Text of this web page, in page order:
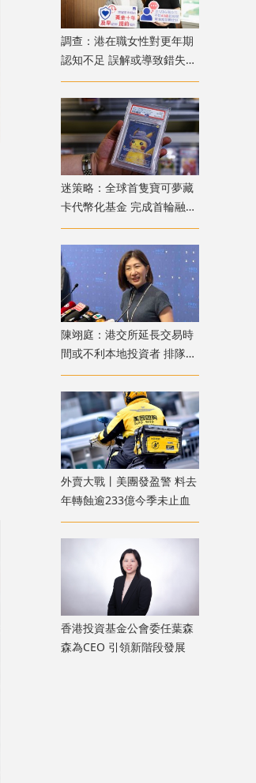
調查：港在職女性對更年期
認知不足 誤解或導致錯失
「黃金預防期」
迷策略：全球首隻寶可夢藏
卡代幣化基金 完成首輪融資
兼獲超購
陳翊庭：港交所延長交易時
間或不利本地投資者 排隊上
市公司數量創新高
外賣大戰丨美團發盈警 料去
年轉蝕逾233億今季未止血
香港投資基金公會委任葉森
森為CEO 引領新階段發展